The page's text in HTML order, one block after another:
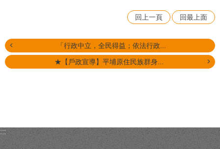
回上一頁 回最上面
「行政中立，全民得益；依法行政...
★【戶政宣導】平埔原住民族群身...
:::